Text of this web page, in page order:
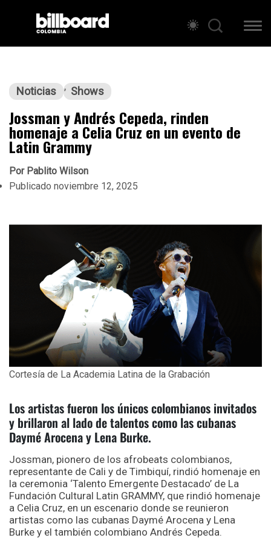
Noticias Shows
Jossman y Andrés Cepeda, rinden
homenaje a Celia Cruz en un evento de
Latin Grammy
PorPablito Wilson
Publicado noviembre 12, 2025
Cortesía de La Academia Latina de la Grabación
Los artistas fueron los únicos colombianos invitados
y brillaron al lado de talentos como las cubanas
Daymé Arocena y Lena Burke.
Jossman, pionero de los afrobeats colombianos,
representante de Cali y de Timbiquí, rindió homenaje en
la ceremonia ‘Talento Emergente Destacado’ de La
Fundación Cultural Latin GRAMMY, que rindió homenaje
a Celia Cruz, en un escenario donde se reunieron
artistas como las cubanas Daymé Arocena y Lena
Burke y el también colombiano Andrés Cepeda.